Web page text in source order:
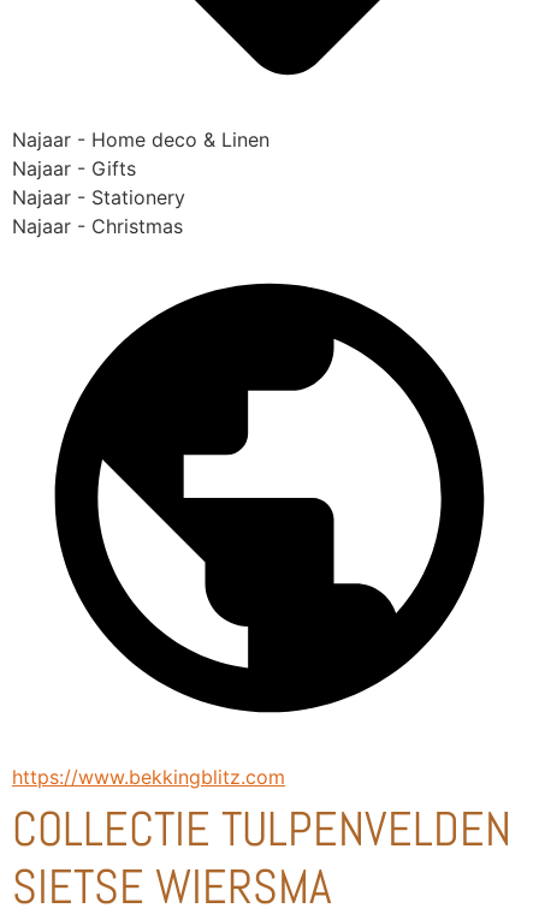
Najaar - Home deco & Linen
Najaar - Gifts
Najaar - Stationery
Najaar - Christmas
https://www.bekkingblitz.com
COLLECTIE TULPENVELDEN
SIETSE WIERSMA